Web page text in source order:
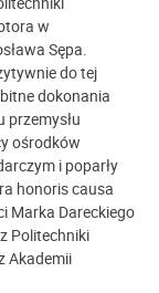
w
Sępa.
do tej
dokonania
przemysłu
ośrodków
i poparły
honoris causa
Marka Dareckiego
Politechniki
Akademii